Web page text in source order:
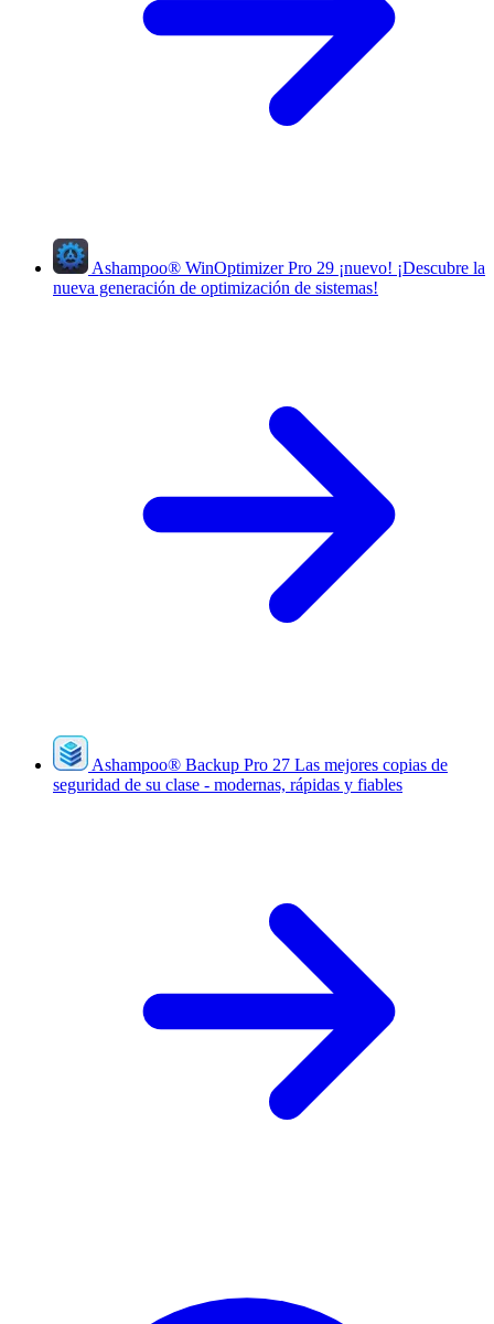
Ashampoo® WinOptimizer Pro 29 ¡nuevo! ¡Descubre la
nueva generación de optimización de sistemas!
Ashampoo® Backup Pro 27 Las mejores copias de
seguridad de su clase - modernas, rápidas y fiables